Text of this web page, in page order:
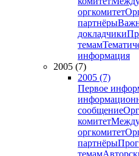
оргкомитет
партнёры
докладчики
темам
информация
2005 (7)
2005 (7)
Первое
сообщение
комитет
оргкомитет
партнёры
темам